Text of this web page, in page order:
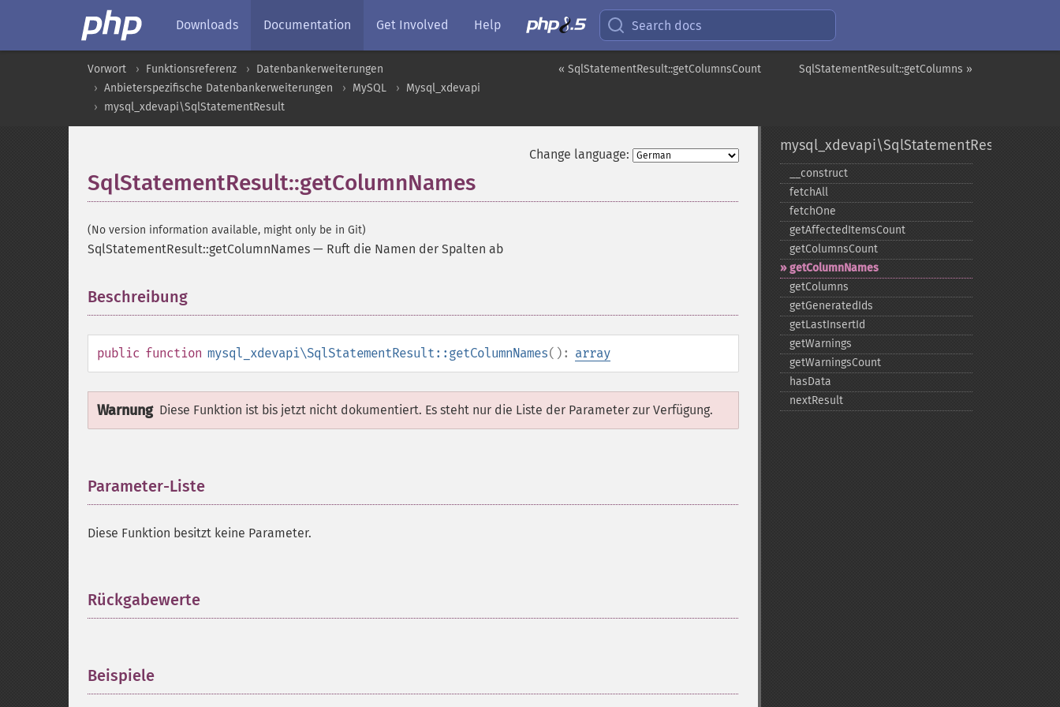
Downloads Documentation Get Involved Help Search docs
SqlStatementResult::getColumns »
« SqlStatementResult::getColumnsCount
Vorwort Funktionsreferenz
Datenbankerweiterungen
Anbieterspezifische Datenbankerweiterungen
MySQL
Mysql_xdevapi
mysql_xdevapi\SqlStatementResult
Change language:
SqlStatementResult::getColumnNames
(No version information available, might only be in Git)
SqlStatementResult::getColumnNames — Ruft die Namen der Spalten ab
Beschreibung
public function mysql_xdevapi\SqlStatementResult::getColumnNames(): array
Warnung Diese Funktion ist bis jetzt nicht dokumentiert. Es steht nur die Liste der Parameter zur Verfügung.
Parameter-Liste
Diese Funktion besitzt keine Parameter.
Rückgabewerte
Beispiele
mysql_xdevapi\SqlStatementResult
_​_​construct
fetchAll
fetchOne
getAffectedItemsCount
getColumnsCount
getColumnNames
getColumns
getGeneratedIds
getLastInsertId
getWarnings
getWarningsCount
hasData
nextResult